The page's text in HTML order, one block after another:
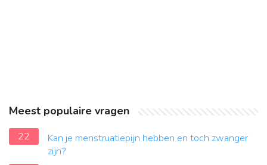
Meest populaire vragen
22
Kan je menstruatiepijn hebben en toch zwanger
zijn?